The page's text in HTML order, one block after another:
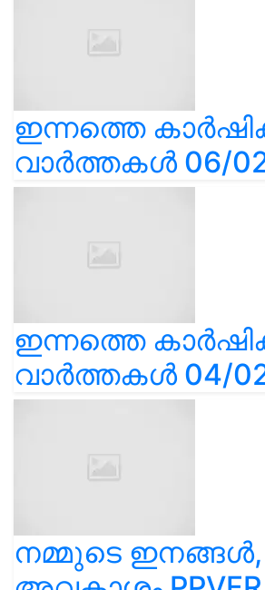
ഇന്നത്തെ
വാർത്തകൾ 06/
ഇന്നത്തെ
വാർത്തകൾ 04/
നമ്മുടെ